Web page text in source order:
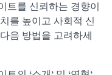
트를 신뢰하는 경향이
를 높이고 사회적 신
음 방법을 고려하세